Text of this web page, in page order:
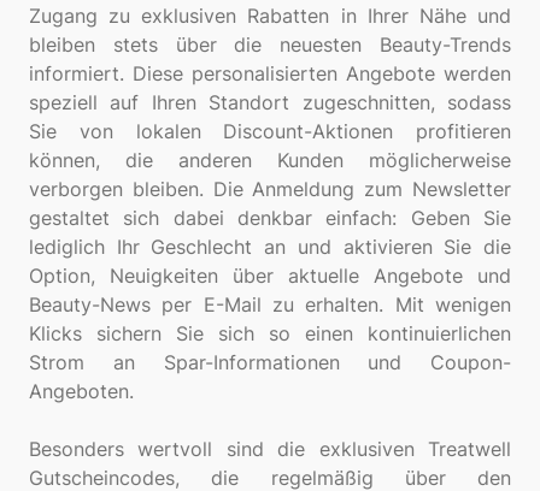
Zugang zu exklusiven Rabatten in Ihrer Nähe und
bleiben stets über die neuesten Beauty-Trends
informiert. Diese personalisierten Angebote werden
speziell auf Ihren Standort zugeschnitten, sodass
Sie von lokalen Discount-Aktionen profitieren
können, die anderen Kunden möglicherweise
verborgen bleiben. Die Anmeldung zum Newsletter
gestaltet sich dabei denkbar einfach: Geben Sie
lediglich Ihr Geschlecht an und aktivieren Sie die
Option, Neuigkeiten über aktuelle Angebote und
Beauty-News per E-Mail zu erhalten. Mit wenigen
Klicks sichern Sie sich so einen kontinuierlichen
Strom an Spar-Informationen und Coupon-
Angeboten.
Besonders wertvoll sind die exklusiven Treatwell
Gutscheincodes, die regelmäßig über den